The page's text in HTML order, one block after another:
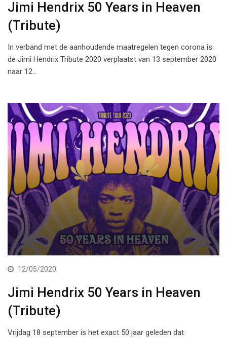
Jimi Hendrix 50 Years in Heaven
(Tribute)
In verband met de aanhoudende maatregelen tegen corona is
de Jimi Hendrix Tribute 2020 verplaatst van 13 september 2020
naar 12…
12/05/2020
Jimi Hendrix 50 Years in Heaven
(Tribute)
Vrijdag 18 september is het exact 50 jaar geleden dat